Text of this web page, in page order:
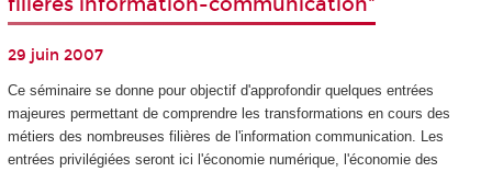
29 juin 2007
Ce séminaire se donne pour objectif d'approfondir quelques entrées
majeures permettant de comprendre les transformations en cours des
métiers des nombreuses filières de l'information communication. Les
entrées privilégiées seront ici l'économie numérique, l'économie des